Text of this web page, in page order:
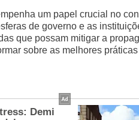
um papel crucial no
de governo e as
que possam mitigar a
sobre as melhores